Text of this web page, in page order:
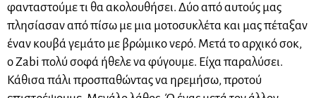
φανταστούμε τι θα ακολουθήσει. Δύο από αυτούς μας
πλησίασαν από πίσω με μια μοτοσυκλέτα και μας πέταξαν
έναν κουβά γεμάτο με βρώμικο νερό. Μετά το αρχικό σοκ,
ο Zabi πολύ σοφά ήθελε να φύγουμε. Είχα παραλύσει.
Κάθισα πάλι προσπαθώντας να ηρεμήσω, προτού